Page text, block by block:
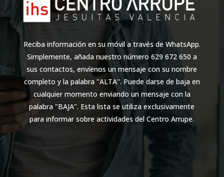
Reciba información en su móvil a través de WhatsApp.
Simplemente, añada nuestro número 629 672 650 a
sus contactos, envíenos un mensaje con su nombre
completo y la palabra "ALTA". Puede darse de baja en
cualquier momento enviando un mensaje con la
palabra "BAJA". Esta lista se utiliza exclusivamente
para informar sobre actividades del Centro Arrupe.